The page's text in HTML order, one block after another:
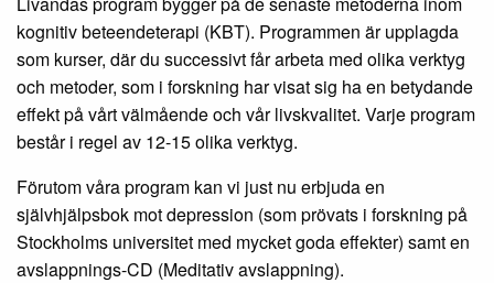
kognitiv beteendeterapi (KBT). Programmen är upplagda
som kurser, där du successivt får arbeta med olika verktyg
och metoder, som i forskning har visat sig ha en betydande
effekt på vårt välmående och vår livskvalitet. Varje program
består i regel av 12-15 olika verktyg.
Förutom våra program kan vi just nu erbjuda en
självhjälpsbok mot depression (som prövats i forskning på
Stockholms universitet med mycket goda effekter) samt en
avslappnings-CD (Meditativ avslappning).